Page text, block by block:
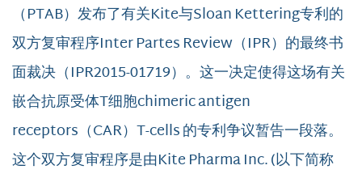
（PTAB）发布了有关Kite与Sloan Kettering专利的
双方复审程序Inter Partes Review（IPR）的最终书
面裁决（IPR2015-01719）。这一决定使得这场有关
嵌合抗原受体T细胞chimeric antigen
receptors（CAR）T-cells 的专利争议暂告一段落。
这个双方复审程序是由Kite Pharma Inc. (以下简称